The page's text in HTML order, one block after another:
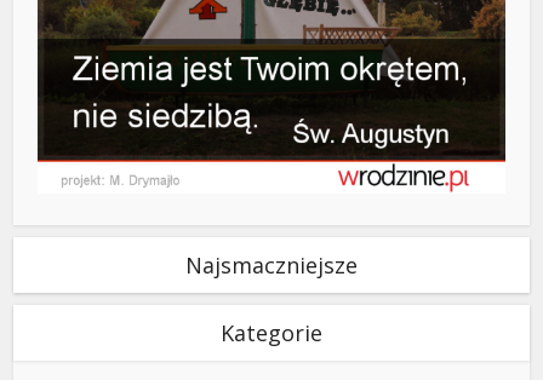
Najsmaczniejsze
Kategorie